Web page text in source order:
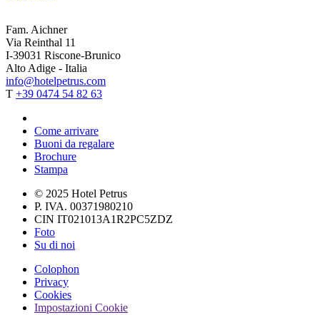
Fam. Aichner
Via Reinthal 11
I-39031 Riscone-Brunico
Alto Adige - Italia
info@hotelpetrus.com
T +39 0474 54 82 63
Come arrivare
Buoni da regalare
Brochure
Stampa
© 2025 Hotel Petrus
P. IVA. 00371980210
CIN IT021013A1R2PC5ZDZ
Foto
Su di noi
Colophon
Privacy
Cookies
Impostazioni Cookie